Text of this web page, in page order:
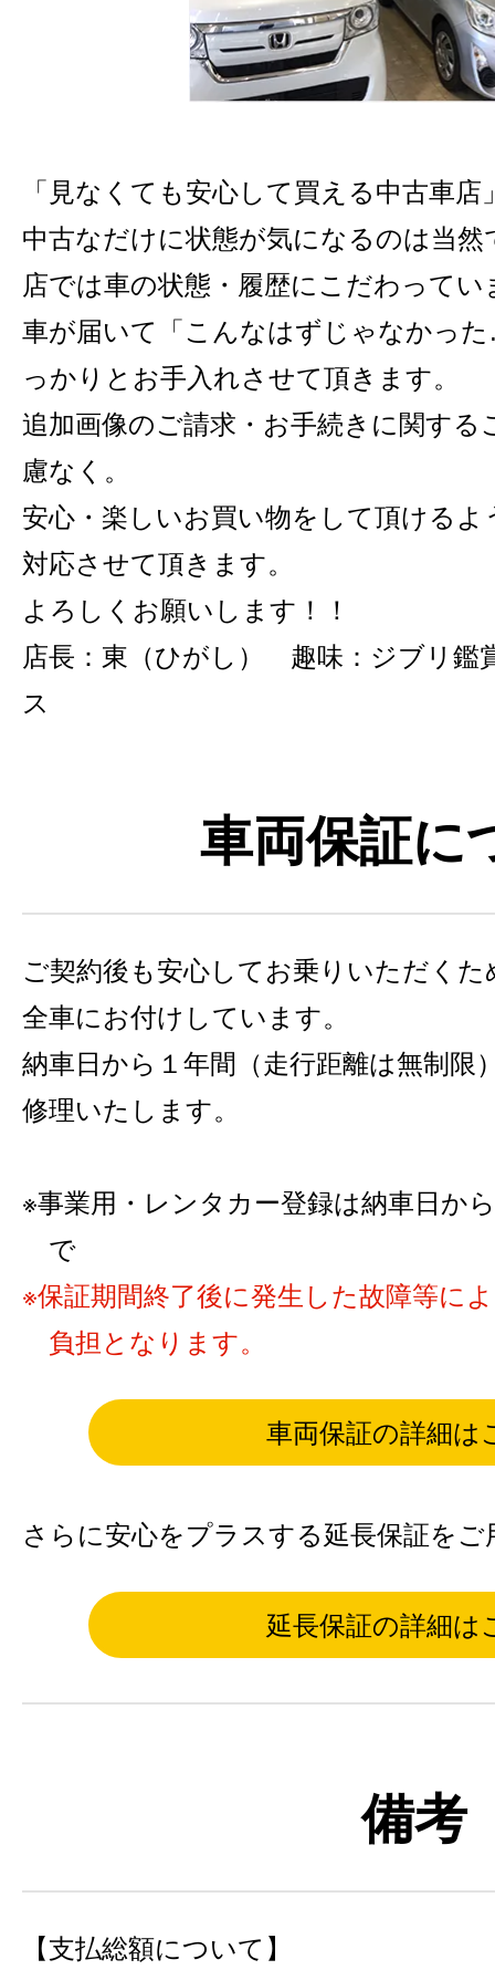
「見なくても安心して買える中古車
中古なだけに状態が気になるのは当
店では車の状態・履歴にこだわってい
車が届いて「こんなはずじゃなかっ
っかりとお手入れさせて頂きます。
追加画像のご請求・お手続きに関す
慮なく。
安心・楽しいお買い物をして頂ける
対応させて頂きます。
よろしくお願いします！！
店長：東（ひがし） 趣味：ジブリ鑑
ス
車両保証に
ご契約後も安心してお乗りいただく
全車にお付けしています。
納車日から１年間（走行距離は無制限
修理いたします。
事業用・レンタカー登録は納車日か
で
保証期間終了後に発生した故障等に
負担となります。
車両保証の詳細は
さらに安心をプラスする延長保証を
延長保証の詳細は
備考
【支払総額について】